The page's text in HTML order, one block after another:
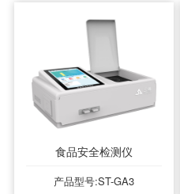
食品安全检测仪
产品型号:ST-GA3